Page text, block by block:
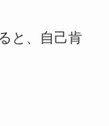
と、自己肯